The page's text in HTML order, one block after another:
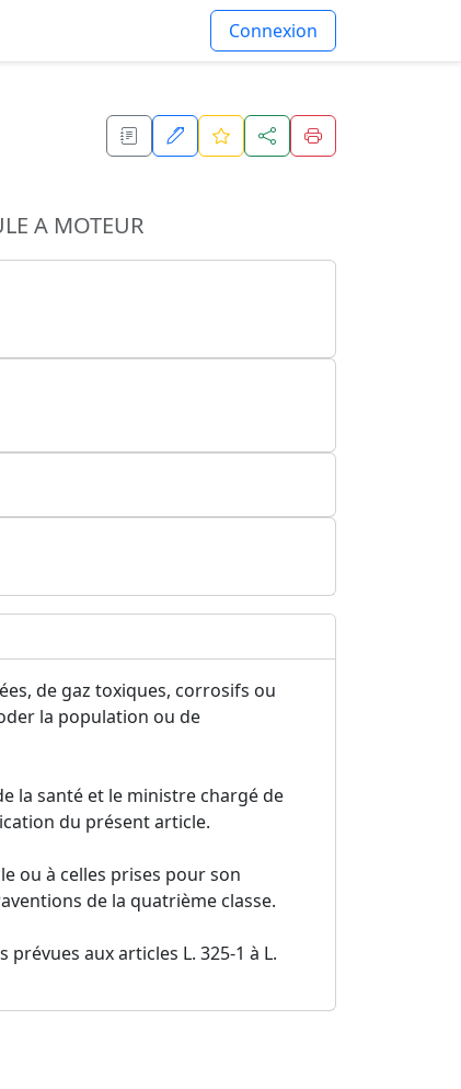
Connexion
A MOTEUR
de gaz toxiques, corrosifs ou
la population ou de
la santé et le ministre chargé de
du présent article.
ou à celles prises pour son
de la quatrième classe.
aux articles L. 325-1 à L.